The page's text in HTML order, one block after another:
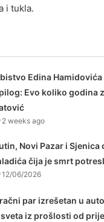
i tukla.
Edina
Evo koliko godina
2 weeks ago
Novi Pazar i Sjenica
čija je smrt
12/06/2026
par izrešetan u
iz prošlosti od